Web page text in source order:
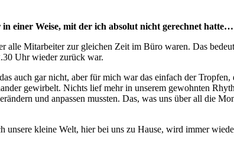
einer Weise, mit der ich absolut nicht gerechnet hatte…
Mitarbeiter zur gleichen Zeit im Büro waren. Das
Uhr wieder zurück war.
auch gar nicht, aber für mich war das einfach der
gewirbelt. Nichts lief mehr in unserem gewohnten
und anpassen mussten. Das, was uns über all die
unsere kleine Welt, hier bei uns zu Hause, wird immer